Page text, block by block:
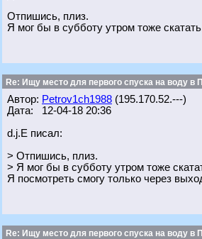
Отпишись, плиз.
Я мог бы в субботу утром тоже
Re: Ищу место для первого спуска на воду в
Автор: Petrov1ch1988 (195.170.52.---)
Дата: 12-04-18 20:36
d.j.E писал:
> Отпишись, плиз.
> Я мог бы в субботу утром тоже
Я посмотреть смогу только через
Re: Ищу место для первого спуска на воду в